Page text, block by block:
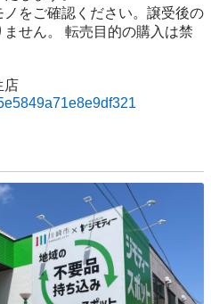
をご確認ください。譲受後の
せん。 転売⽬的の購⼊は禁